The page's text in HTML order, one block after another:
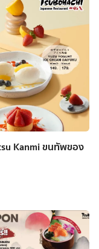
Kanmi ขนทัพของ